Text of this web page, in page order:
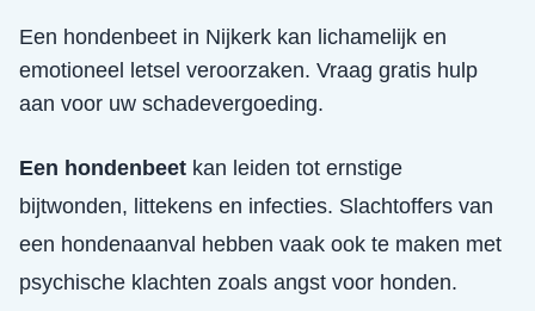
Een hondenbeet in Nijkerk kan lichamelijk en
emotioneel letsel veroorzaken. Vraag gratis hulp
aan voor uw schadevergoeding.
Een hondenbeet kan leiden tot ernstige
bijtwonden, littekens en infecties. Slachtoffers van
een hondenaanval hebben vaak ook te maken met
psychische klachten zoals angst voor honden.